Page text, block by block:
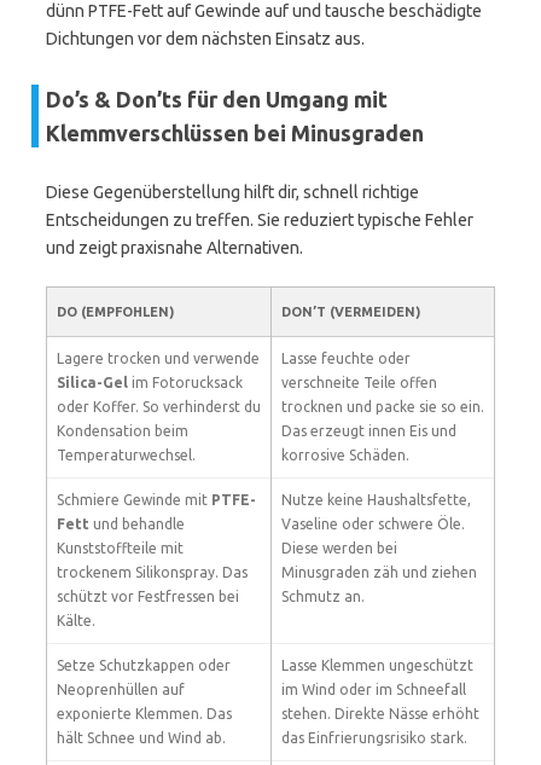
dünn PTFE-Fett auf Gewinde auf und tausche beschädigte
Dichtungen vor dem nächsten Einsatz aus.
Do’s & Don’ts für den Umgang mit
Klemmverschlüssen bei Minusgraden
Diese Gegenüberstellung hilft dir, schnell richtige
Entscheidungen zu treffen. Sie reduziert typische Fehler
und zeigt praxisnahe Alternativen.
DO (EMPFOHLEN) DON’T (VERMEIDEN)
Lagere trocken und verwende
Silica-Gel im Fotorucksack
oder Koffer. So verhinderst du
Kondensation beim
Temperaturwechsel.
Lasse feuchte oder
verschneite Teile offen
trocknen und packe sie so ein.
Das erzeugt innen Eis und
korrosive Schäden.
Schmiere Gewinde mit PTFE-
Fett und behandle
Kunststoffteile mit
trockenem Silikonspray. Das
schützt vor Festfressen bei
Kälte.
Nutze keine Haushaltsfette,
Vaseline oder schwere Öle.
Diese werden bei
Minusgraden zäh und ziehen
Schmutz an.
Setze Schutzkappen oder
Neoprenhüllen auf
exponierte Klemmen. Das
hält Schnee und Wind ab.
Lasse Klemmen ungeschützt
im Wind oder im Schneefall
stehen. Direkte Nässe erhöht
das Einfrierungsrisiko stark.